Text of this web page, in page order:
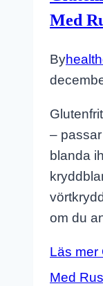
Med
By
–
blanda
om du
Läs mer
Med